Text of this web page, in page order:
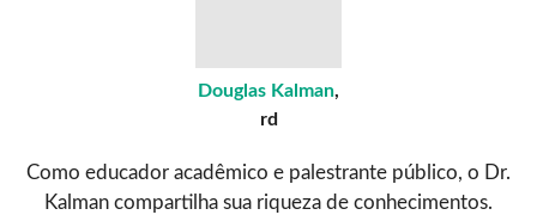
Douglas Kalman,
rd
Como educador acadêmico e palestrante público, o Dr.
Kalman compartilha sua riqueza de conhecimentos.